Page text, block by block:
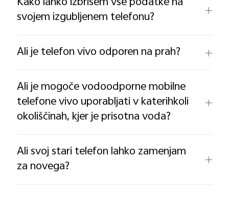
svojem izgubljenem telefonu?
Ali je telefon vivo odporen na prah?
Ali je mogoče vodoodporne mobilne
telefone vivo uporabljati v katerihkoli
okoliščinah, kjer je prisotna voda?
Ali svoj stari telefon lahko zamenjam
za novega?